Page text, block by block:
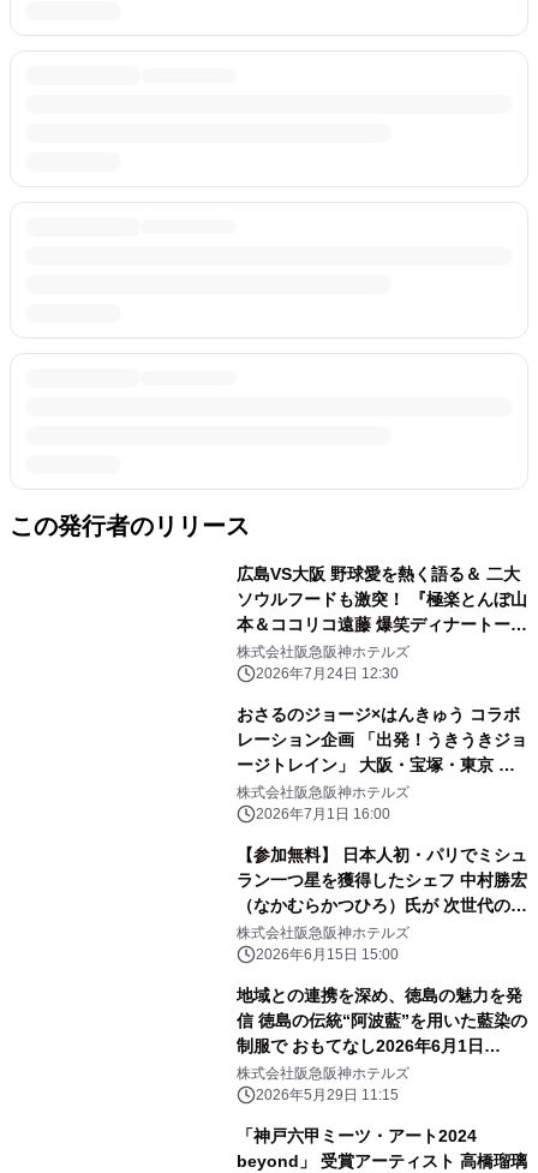
この発行者のリリース
広島VS大阪 野球愛を熱く語る＆ 二大
ソウルフードも激突！ 『極楽とんぼ山
本＆ココリコ遠藤 爆笑ディナートーク
ショー』開催 開催日：2026年9月22日
（火・祝）／ 7月25日（土）チケット
株式会社阪急阪神ホテルズ
2026年7月24日 12:30
おさるのジョージ×はんきゅう コラボ
レーション企画 「出発！うきうきジョ
ージトレイン」 大阪・宝塚・東京 新
橋のホテルで 「おさるのジョージ×阪
急電車」コラボフードを 販売します
株式会社阪急阪神ホテルズ
2026年7月1日 16:00
【参加無料】 日本人初・パリでミシュ
ラン一つ星を獲得したシェフ 中村勝宏
（なかむらかつひろ）氏が 次世代の料
理人へ伝える開業25周年記念講演会
「食品ロス削減 私たちの責務」を開催
株式会社阪急阪神ホテルズ
2026年6月15日 15:00
地域との連携を深め、徳島の魅力を発
信 徳島の伝統“阿波藍”を用いた藍染の
制服で おもてなし2026年6月1日
（月）から 夏季限定で着用開始
株式会社阪急阪神ホテルズ
2026年5月29日 11:15
「神戸六甲ミーツ・アート2024
beyond」 受賞アーティスト 高橋瑠璃